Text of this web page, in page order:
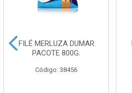
FILÉ MERLUZA DUMAR
PACOTE 800G.
Código: 38456